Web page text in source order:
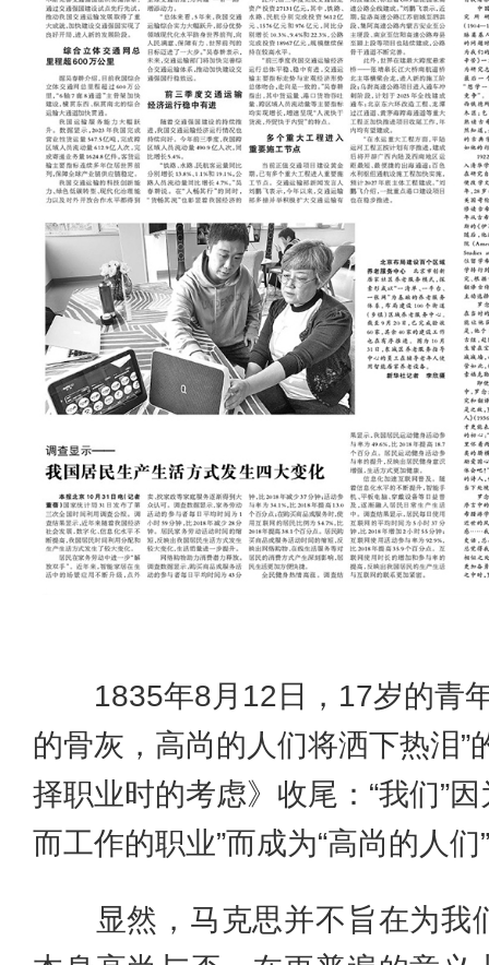
1835年8月12日，17岁的青年
的骨灰，高尚的人们将洒下热泪”
择职业时的考虑》收尾：“我们”
而工作的职业”而成为“高尚的人们
显然，马克思并不旨在为我